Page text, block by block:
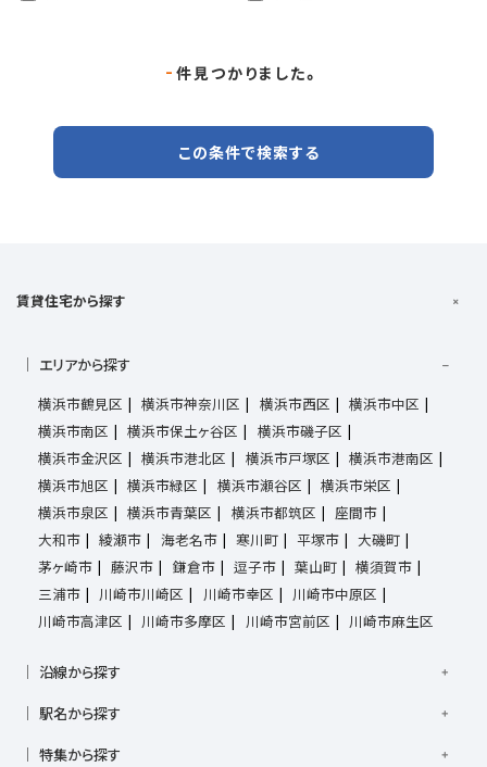
- 件見つかりました。
この条件で検索する
賃貸住宅から探す
エリアから探す
横浜市鶴見区
横浜市神奈川区 横浜市西区
横浜市中区
横浜市南区
横浜市保土ヶ谷区
横浜市磯子区
横浜市金沢区
横浜市港北区 横浜市戸塚区
横浜市港南区
横浜市旭区
横浜市緑区 横浜市瀬谷区
横浜市栄区
横浜市泉区
横浜市青葉区 横浜市都筑区
座間市
大和市
綾瀬市 海老名市 寒川町 平塚市
大磯町
茅ヶ崎市
藤沢市 鎌倉市 逗子市 葉山町
横須賀市
三浦市
川崎市川崎区 川崎市幸区
川崎市中原区
川崎市高津区
川崎市多摩区 川崎市宮前区 川崎市麻生区
沿線から探す
湘南新宿ライン高海
駅名から探す
特集から探す